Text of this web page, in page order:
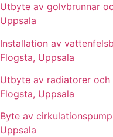
Utbyte av golvbrunnar
Uppsala
Installation av
Flogsta, Uppsala
Utbyte av radiatorer och
Flogsta, Uppsala
Byte av
Uppsala